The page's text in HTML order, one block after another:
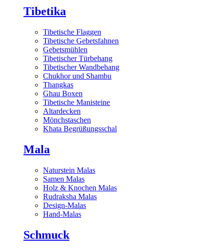
Tibetika
Tibetische Flaggen
Tibetische Gebetsfahnen
Gebetsmühlen
Tibetischer Türbehang
Tibetischer Wandbehang
Chukhor und Shambu
Thangkas
Ghau Boxen
Tibetische Manisteine
Altardecken
Mönchstaschen
Khata Begrüßungsschal
Mala
Naturstein Malas
Samen Malas
Holz & Knochen Malas
Rudraksha Malas
Design-Malas
Hand-Malas
Schmuck